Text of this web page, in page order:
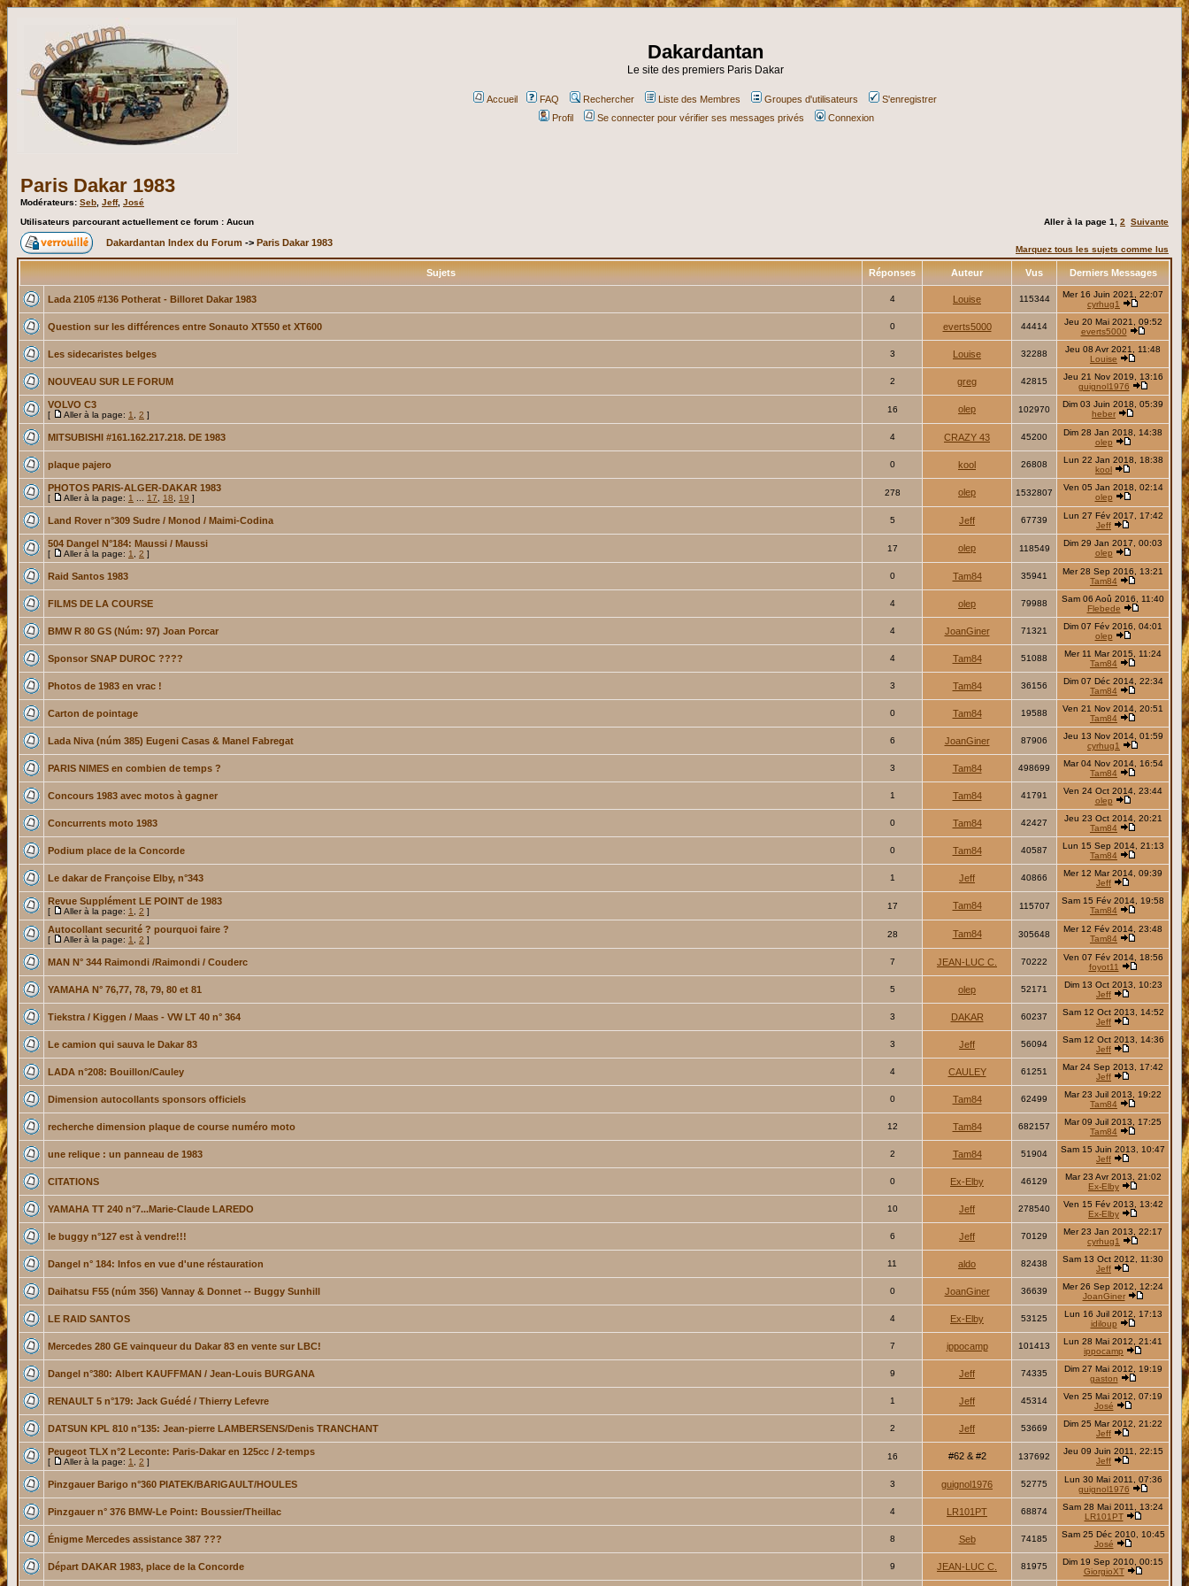
Dakardantan
Le site des premiers Paris Dakar
Accueil FAQ Rechercher Liste des Membres Groupes d'utilisateurs
S'enregistrer
Profil
Se connecter pour vérifier ses messages privés Connexion
Paris Dakar 1983
Modérateurs: Seb Jeff, José
Utilisateurs parcourant actuellement ce forum : Aucun
Aller à la page 1 2 Suivante
Dakardantan Index du Forum -> Paris Dakar 1983
Marquez tous les sujets comme lus
Sujets Réponses Auteur Vus Derniers Messages
Lada 2105 #136 Potherat - Billoret Dakar 1983 4 Louise 115344
Mer 16 Juin 2021, 22:07
cyrhug1
Question sur les différences entre Sonauto XT550 et XT600 0 everts5000 44414
Jeu 20 Mai 2021, 09:52
everts5000
Les sidecaristes belges 3 Louise 32288
Jeu 08 Avr 2021, 11:48
Louise
NOUVEAU SUR LE FORUM 2 greg 42815
Jeu 21 Nov 2019, 13:16
guignol1976
VOLVO C3
[ Aller à la page: 1 2 ]
16 olep 102970
Dim 03 Juin 2018, 05:39
heber
MITSUBISHI #161.162.217.218. DE 1983 4 CRAZY 43 45200
Dim 28 Jan 2018, 14:38
olep
plaque pajero 0 kool 26808
Lun 22 Jan 2018, 18:38
kool
PHOTOS PARIS-ALGER-DAKAR 1983
[ Aller à la page: 1 17 18 19 ]
278 olep 1532807
Ven 05 Jan 2018, 02:14
olep
Land Rover n°309 Sudre / Monod / Maimi-Codina 5 Jeff 67739
Lun 27 Fév 2017, 17:42
Jeff
504 Dangel N°184: Maussi / Maussi
[ Aller à la page: 1 2 ]
17 olep 118549
Dim 29 Jan 2017, 00:03
olep
Raid Santos 1983 0 Tam84 35941
Mer 28 Sep 2016, 13:21
Tam84
FILMS DE LA COURSE 4 olep 79988
Sam 06 Aoû 2016, 11:40
Flebede
BMW R 80 GS (Núm: 97) Joan Porcar 4 JoanGiner 71321
Dim 07 Fév 2016, 04:01
olep
Sponsor SNAP DUROC ???? 4 Tam84 51088
Mer 11 Mar 2015, 11:24
Tam84
Photos de 1983 en vrac ! 3 Tam84 36156
Dim 07 Déc 2014, 22:34
Tam84
Carton de pointage 0 Tam84 19588
Ven 21 Nov 2014, 20:51
Tam84
Lada Niva (núm 385) Eugeni Casas & Manel Fabregat 6 JoanGiner 87906
Jeu 13 Nov 2014, 01:59
cyrhug1
PARIS NIMES en combien de temps ? 3 Tam84 498699
Mar 04 Nov 2014, 16:54
Tam84
Concours 1983 avec motos à gagner 1 Tam84 41791
Ven 24 Oct 2014, 23:44
olep
Concurrents moto 1983 0 Tam84 42427
Jeu 23 Oct 2014, 20:21
Tam84
Podium place de la Concorde 0 Tam84 40587
Lun 15 Sep 2014, 21:13
Tam84
Le dakar de Françoise Elby, n°343 1 Jeff 40866
Mer 12 Mar 2014, 09:39
Jeff
Revue Supplément LE POINT de 1983
[ Aller à la page: 1 2 ]
17 Tam84 115707
Sam 15 Fév 2014, 19:58
Tam84
Autocollant securité ? pourquoi faire ?
[ Aller à la page: 1 2 ]
28 Tam84 305648
Mer 12 Fév 2014, 23:48
Tam84
MAN N° 344 Raimondi /Raimondi / Couderc 7 JEAN-LUC C. 70222
Ven 07 Fév 2014, 18:56
foyot11
YAMAHA N° 76,77, 78, 79, 80 et 81 5 olep 52171
Dim 13 Oct 2013, 10:23
Jeff
Tiekstra / Kiggen / Maas - VW LT 40 n° 364 3 DAKAR 60237
Sam 12 Oct 2013, 14:52
Jeff
Le camion qui sauva le Dakar 83 3 Jeff 56094
Sam 12 Oct 2013, 14:36
Jeff
LADA n°208: Bouillon/Cauley 4 CAULEY 61251
Mar 24 Sep 2013, 17:42
Jeff
Dimension autocollants sponsors officiels 0 Tam84 62499
Mar 23 Juil 2013, 19:22
Tam84
recherche dimension plaque de course numéro moto 12 Tam84 682157
Mar 09 Juil 2013, 17:25
Tam84
une relique : un panneau de 1983 2 Tam84 51904
Sam 15 Juin 2013, 10:47
Jeff
CITATIONS 0 Ex-Elby 46129
Mar 23 Avr 2013, 21:02
Ex-Elby
YAMAHA TT 240 n°7...Marie-Claude LAREDO 10 Jeff 278540
Ven 15 Fév 2013, 13:42
Ex-Elby
le buggy n°127 est à vendre!!! 6 Jeff 70129
Mer 23 Jan 2013, 22:17
cyrhug1
Dangel n° 184: Infos en vue d'une réstauration 11 aldo 82438
Sam 13 Oct 2012, 11:30
Jeff
Daihatsu F55 (núm 356) Vannay & Donnet -- Buggy Sunhill 0 JoanGiner 36639
Mer 26 Sep 2012, 12:24
JoanGiner
LE RAID SANTOS 4 Ex-Elby 53125
Lun 16 Juil 2012, 17:13
idiloup
Mercedes 280 GE vainqueur du Dakar 83 en vente sur LBC! 7 ippocamp 101413
Lun 28 Mai 2012, 21:41
ippocamp
Dangel n°380: Albert KAUFFMAN / Jean-Louis BURGANA 9 Jeff 74335
Dim 27 Mai 2012, 19:19
gaston
RENAULT 5 n°179: Jack Guédé / Thierry Lefevre 1 Jeff 45314
Ven 25 Mai 2012, 07:19
José
DATSUN KPL 810 n°135: Jean-pierre LAMBERSENS/Denis TRANCHANT 2 Jeff 53669
Dim 25 Mar 2012, 21:22
Jeff
Peugeot TLX n°2 Leconte: Paris-Dakar en 125cc / 2-temps
[ Aller à la page: 1 2 ]
16 #62 & #2 137692
Jeu 09 Juin 2011, 22:15
Jeff
Pinzgauer Barigo n°360 PIATEK/BARIGAULT/HOULES 3 guignol1976 52775
Lun 30 Mai 2011, 07:36
guignol1976
Pinzgauer n° 376 BMW-Le Point: Boussier/Theillac 4 LR101PT 68874
Sam 28 Mai 2011, 13:24
LR101PT
Énigme Mercedes assistance 387 ??? 8 Seb 74185
Sam 25 Déc 2010, 10:45
José
Départ DAKAR 1983, place de la Concorde 9 JEAN-LUC C. 81975
Dim 19 Sep 2010, 00:15
GiorgioXT